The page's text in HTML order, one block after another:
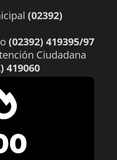
(02392)
(02392) 419395/97
Ciudadana
419060